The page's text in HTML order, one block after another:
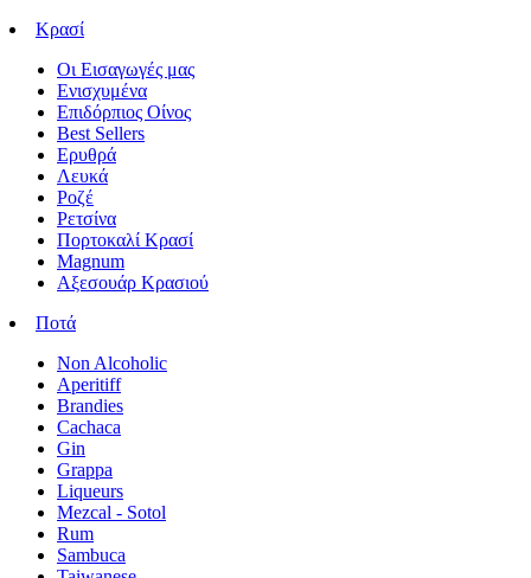
Κρασί
Οι Εισαγωγές μας
Ενισχυμένα
Επιδόρπιος Οίνος
Best Sellers
Ερυθρά
Λευκά
Ροζέ
Ρετσίνα
Πορτοκαλί Κρασί
Magnum
Αξεσουάρ Κρασιού
Ποτά
Non Alcoholic
Aperitiff
Brandies
Cachaca
Gin
Grappa
Liqueurs
Mezcal - Sotol
Rum
Sambuca